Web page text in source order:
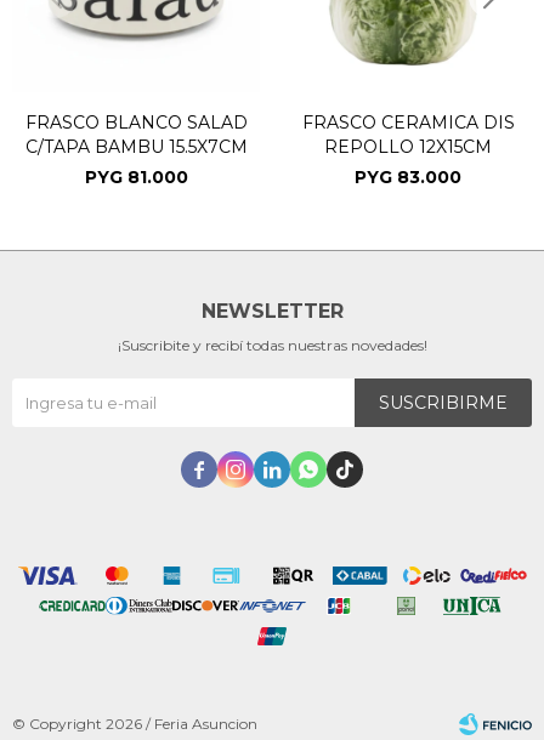
FRASCO BLANCO SALAD
C/TAPA BAMBU 15.5X7CM
PYG 81.000
FRASCO CERAMICA DIS
REPOLLO 12X15CM
PYG 83.000
NEWSLETTER
¡Suscribite y recibí todas nuestras novedades!
SUSCRIBIRME
    
© Copyright 2026 / Feria Asuncion